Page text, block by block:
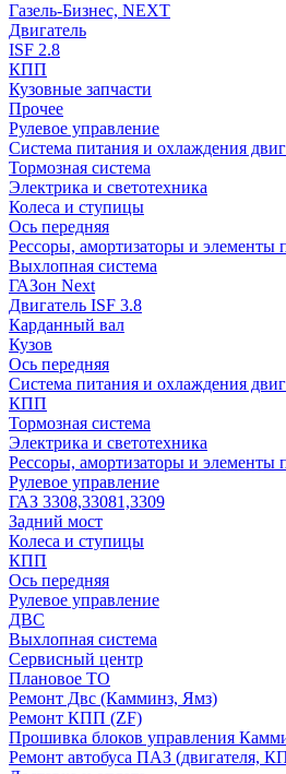
Газель-Бизнес, NEXT
Двигатель
ISF 2.8
КПП
Кузовные запчасти
Прочее
Рулевое управление
Система питания и охлаждения
Тормозная система
Электрика и светотехника
Колеса и ступицы
Ось передняя
Рессоры, амортизаторы и элементы
Выхлопная система
ГАЗон Next
Двигатель ISF 3.8
Карданный вал
Кузов
Ось передняя
Система питания и охлаждения
КПП
Тормозная система
Электрика и светотехника
Рессоры, амортизаторы и элементы
Рулевое управление
ГАЗ 3308,33081,3309
Задний мост
Колеса и ступицы
КПП
Ось передняя
Рулевое управление
ДВС
Выхлопная система
Сервисный центр
Плановое ТО
Ремонт Двс (Камминз, Ямз)
Ремонт КПП (ZF)
Прошивка блоков управления
Ремонт автобуса ПАЗ (двигателя,